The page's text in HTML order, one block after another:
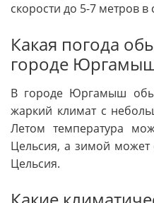
скорости до 5-7 метров в
Какая погода
городе
В городе Юргамыш
жаркий климат с
Летом температура
Цельсия, а зимой может
Цельсия.